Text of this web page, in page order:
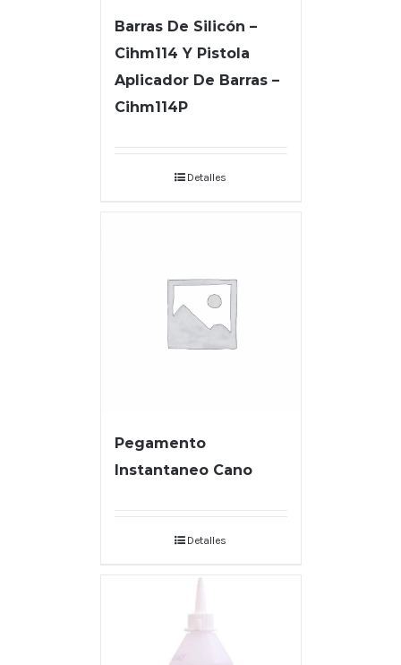
Barras De Silicón –
Cihm114 Y Pistola
Aplicador De Barras –
Cihm114P
Detalles
Pegamento
Instantaneo Cano
Detalles